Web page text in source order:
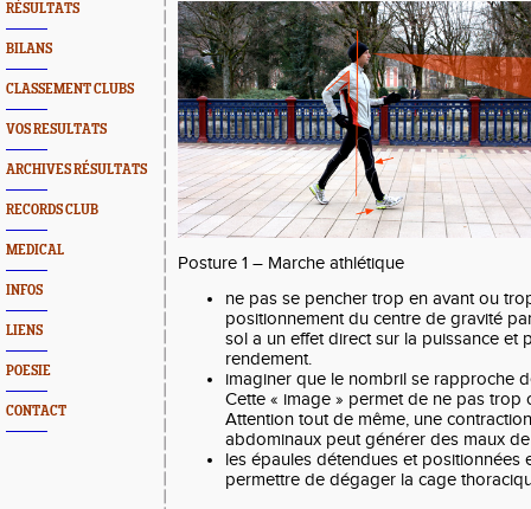
RÉSULTATS
BILANS
CLASSEMENT CLUBS
VOS RESULTATS
ARCHIVES RÉSULTATS
RECORDS CLUB
MEDICAL
INFOS
LIENS
POESIE
CONTACT
Posture 1 – Marche athlétique
ne pas se pencher trop en avant ou
positionnement du centre de gravité
sol a un effet direct sur la puissance et
rendement.
imaginer que le nombril se rapproche
Cette « image » permet de ne pas trop
Attention tout de même, une
abdominaux peut générer des maux
les épaules détendues et positionnées
permettre de dégager la cage